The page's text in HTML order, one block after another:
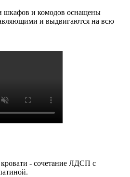
и комодов оснащены
и выдвигаются на всю
кровати - сочетание ЛДСП с